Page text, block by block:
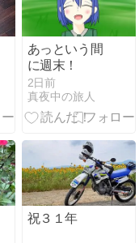
あっという間
に週末！
2日前
真夜中の旅人
祝３１年